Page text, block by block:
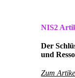
NIS2
Der
und
Zum